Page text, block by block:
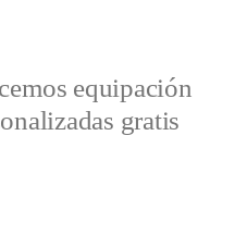
equipación
gratis